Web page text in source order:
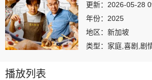
更新： 2026-05-28
年份： 2025
地区： 新加坡
类型： 家庭,喜剧,剧
播放列表